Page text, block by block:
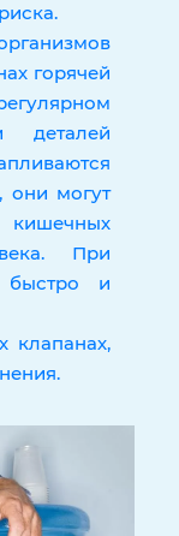
горячей
деталей
они могут
При
быстро и
клапанах,